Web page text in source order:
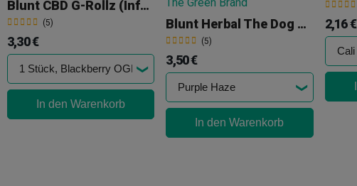
Blunt CBD G-Rollz (Infused Blunt Cones)
(5)
3,30 €
In den Warenkorb
Blunt Herbal The Dog G-Rollz (Terpene Infused)
(5)
3,50 €
In den Warenkorb
2,16 €